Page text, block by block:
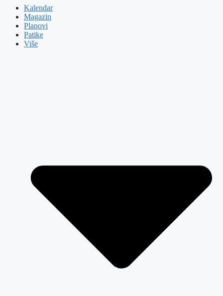
Kalendar
Magazin
Planovi
Patike
Više